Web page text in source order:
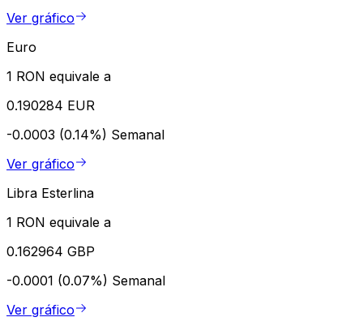
Ver gráfico
Euro
1 RON equivale a
0.190284 EUR
-0.0003 (0.14%) Semanal
Ver gráfico
Libra Esterlina
1 RON equivale a
0.162964 GBP
-0.0001 (0.07%) Semanal
Ver gráfico